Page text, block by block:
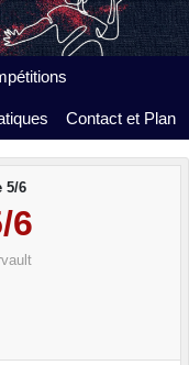
Contact et Plan
5/6
6